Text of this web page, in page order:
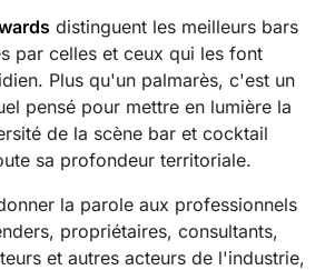
distinguent les meilleurs bars
par celles et ceux qui les font
Plus qu'un palmarès, c'est un
pensé pour mettre en lumière la
de la scène bar et cocktail
sa profondeur territoriale.
la parole aux professionnels
propriétaires, consultants,
et autres acteurs de l'industrie,